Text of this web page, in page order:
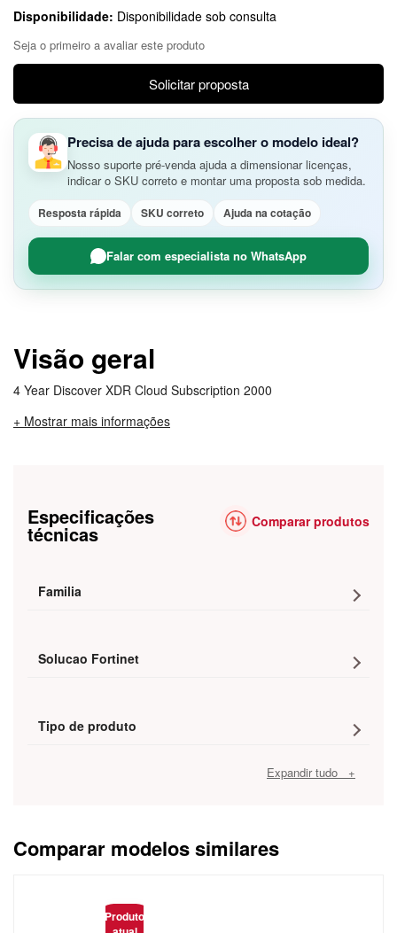
Disponibilidade: Disponibilidade sob consulta
Seja o primeiro a avaliar este produto
Solicitar proposta
Precisa de ajuda para escolher o modelo ideal?
Nosso suporte pré-venda ajuda a dimensionar licenças,
indicar o SKU correto e montar uma proposta sob medida.
Resposta rápida SKU correto Ajuda na cotação
Falar com especialista no WhatsApp
Visão geral
4 Year Discover XDR Cloud Subscription 2000
+ Mostrar mais informações
Especificações
técnicas Comparar produtos
Familia
Solucao Fortinet
Tipo de produto
Expandir tudo +
Comparar modelos similares
Produto